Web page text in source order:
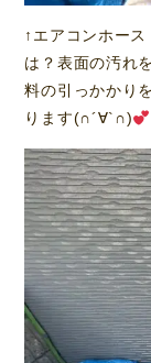
↑エアコンホー
は？表面の汚れ
料の引っかかり
ります(∩´∀`∩)